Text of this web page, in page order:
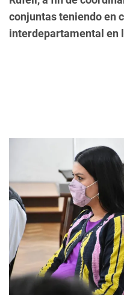
conjuntas teniendo en
interdepartamental en